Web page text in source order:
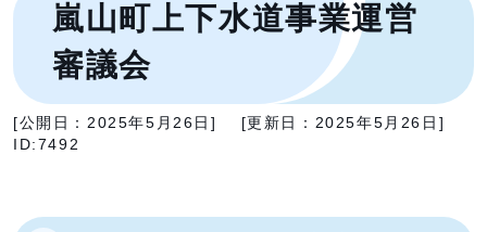
嵐山町上下水道事業運営
審議会
[公開日： 2025年5月26日 ] [更新日： 2025年5月26日 ]
ID:7492